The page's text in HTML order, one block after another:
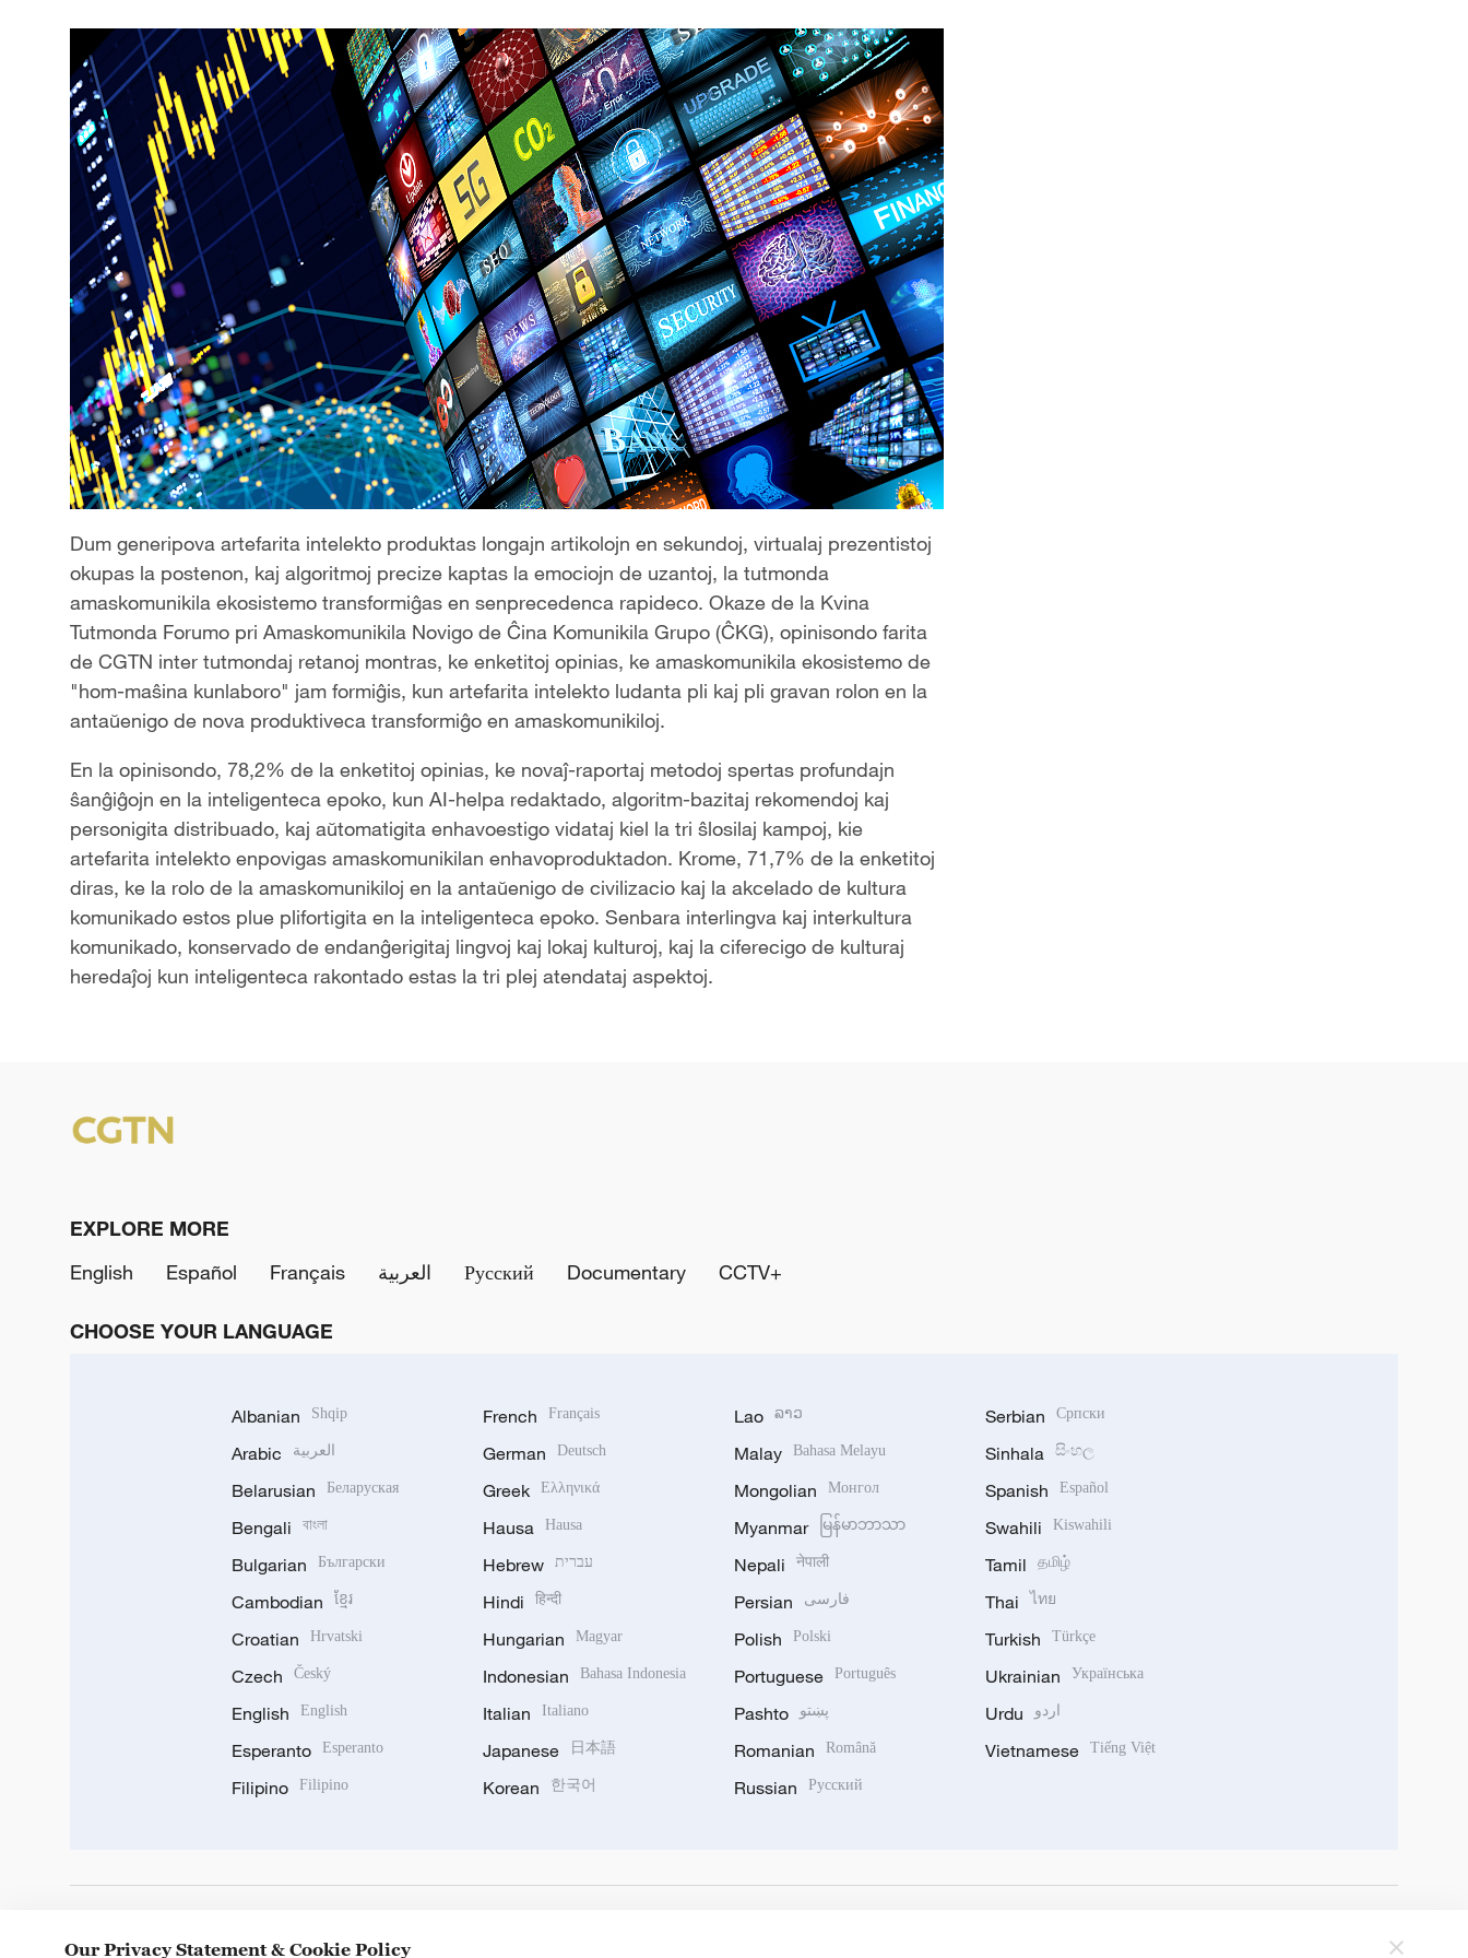
Dum generipova artefarita intelekto produktas longajn artikolojn en sekundoj, virtualaj prezentistoj
okupas la postenon, kaj algoritmoj precize kaptas la emociojn de uzantoj, la tutmonda
amaskomunikila ekosistemo transformiĝas en senprecedenca rapideco. Okaze de la Kvina
Tutmonda Forumo pri Amaskomunikila Novigo de Ĉina Komunikila Grupo (ĈKG), opinisondo farita
de CGTN inter tutmondaj retanoj montras, ke enketitoj opinias, ke amaskomunikila ekosistemo de
"hom-maŝina kunlaboro" jam formiĝis, kun artefarita intelekto ludanta pli kaj pli gravan rolon en la
antaŭenigo de nova produktiveca transformiĝo en amaskomunikiloj.
En la opinisondo, 78,2% de la enketitoj opinias, ke novaĵ-raportaj metodoj spertas profundajn
ŝanĝiĝojn en la inteligenteca epoko, kun AI-helpa redaktado, algoritm-bazitaj rekomendoj kaj
personigita distribuado, kaj aŭtomatigita enhavoestigo vidataj kiel la tri ŝlosilaj kampoj, kie
artefarita intelekto enpovigas amaskomunikilan enhavoproduktadon. Krome, 71,7% de la enketitoj
diras, ke la rolo de la amaskomunikiloj en la antaŭenigo de civilizacio kaj la akcelado de kultura
komunikado estos plue plifortigita en la inteligenteca epoko. Senbara interlingva kaj interkultura
komunikado, konservado de endanĝerigitaj lingvoj kaj lokaj kulturoj, kaj la ciferecigo de kulturaj
heredaĵoj kun inteligenteca rakontado estas la tri plej atendataj aspektoj.
EXPLORE MORE
English
Español Français العربية Русский Documentary CCTV+
CHOOSE YOUR LANGUAGE
Albanian Shqip
Arabic العربية
Belarusian Беларуская
Bengali বাংলা
Bulgarian Български
Cambodian ខ្មែរ
Croatian Hrvatski
Czech Český
English English
Esperanto Esperanto
Filipino Filipino
French Français
German Deutsch
Greek Ελληνικά
Hausa Hausa
Hebrew עברית
Hindi हिन्दी
Hungarian Magyar
Indonesian Bahasa Indonesia
Italian Italiano
Japanese 日本語
Korean 한국어
Lao ລາວ
Malay Bahasa Melayu
Mongolian Монгол
Myanmar မြန်မာဘာသာ
Nepali नेपाली
Persian فارسی
Polish Polski
Portuguese Português
Pashto پښتو
Romanian Română
Russian Русский
Serbian Српски
Sinhala සිංහල
Spanish Español
Swahili Kiswahili
Tamil தமிழ்
Thai ไทย
Turkish Türkçe
Ukrainian Українська
Urdu اردو
Vietnamese Tiếng Việt
Our Privacy Statement & Cookie Policy